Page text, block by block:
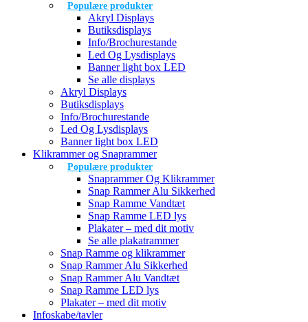
Populære produkter
Akryl Displays
Butiksdisplays
Info/Brochurestande
Led Og Lysdisplays
Banner light box LED
Se alle displays
Akryl Displays
Butiksdisplays
Info/Brochurestande
Led Og Lysdisplays
Banner light box LED
Klikrammer og Snaprammer
Populære produkter
Snaprammer Og Klikrammer
Snap Rammer Alu Sikkerhed
Snap Ramme Vandtæt
Snap Ramme LED lys
Plakater – med dit motiv
Se alle plakatrammer
Snap Ramme og klikrammer
Snap Rammer Alu Sikkerhed
Snap Rammer Alu Vandtæt
Snap Ramme LED lys
Plakater – med dit motiv
Infoskabe/tavler